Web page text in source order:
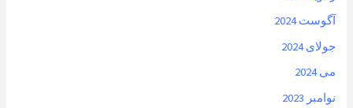
آگوست 2024
جولای 2024
می 2024
نوامبر 2023